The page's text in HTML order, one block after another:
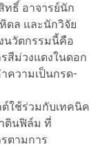
ธิ์ อาจารย์นัก
ดล และนักวิจัย
นวัตกรรมนี้คือ
สีม่วงแดงในดอก
ความเป็นกรด-
ใช้ร่วมกับเทคนิค
าตินฟิล์ม ที่
ตามการ